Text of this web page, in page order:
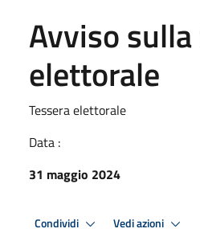
Avviso
elettorale
Tessera elettorale
Data :
31 maggio 2024
Condividi Vedi azioni